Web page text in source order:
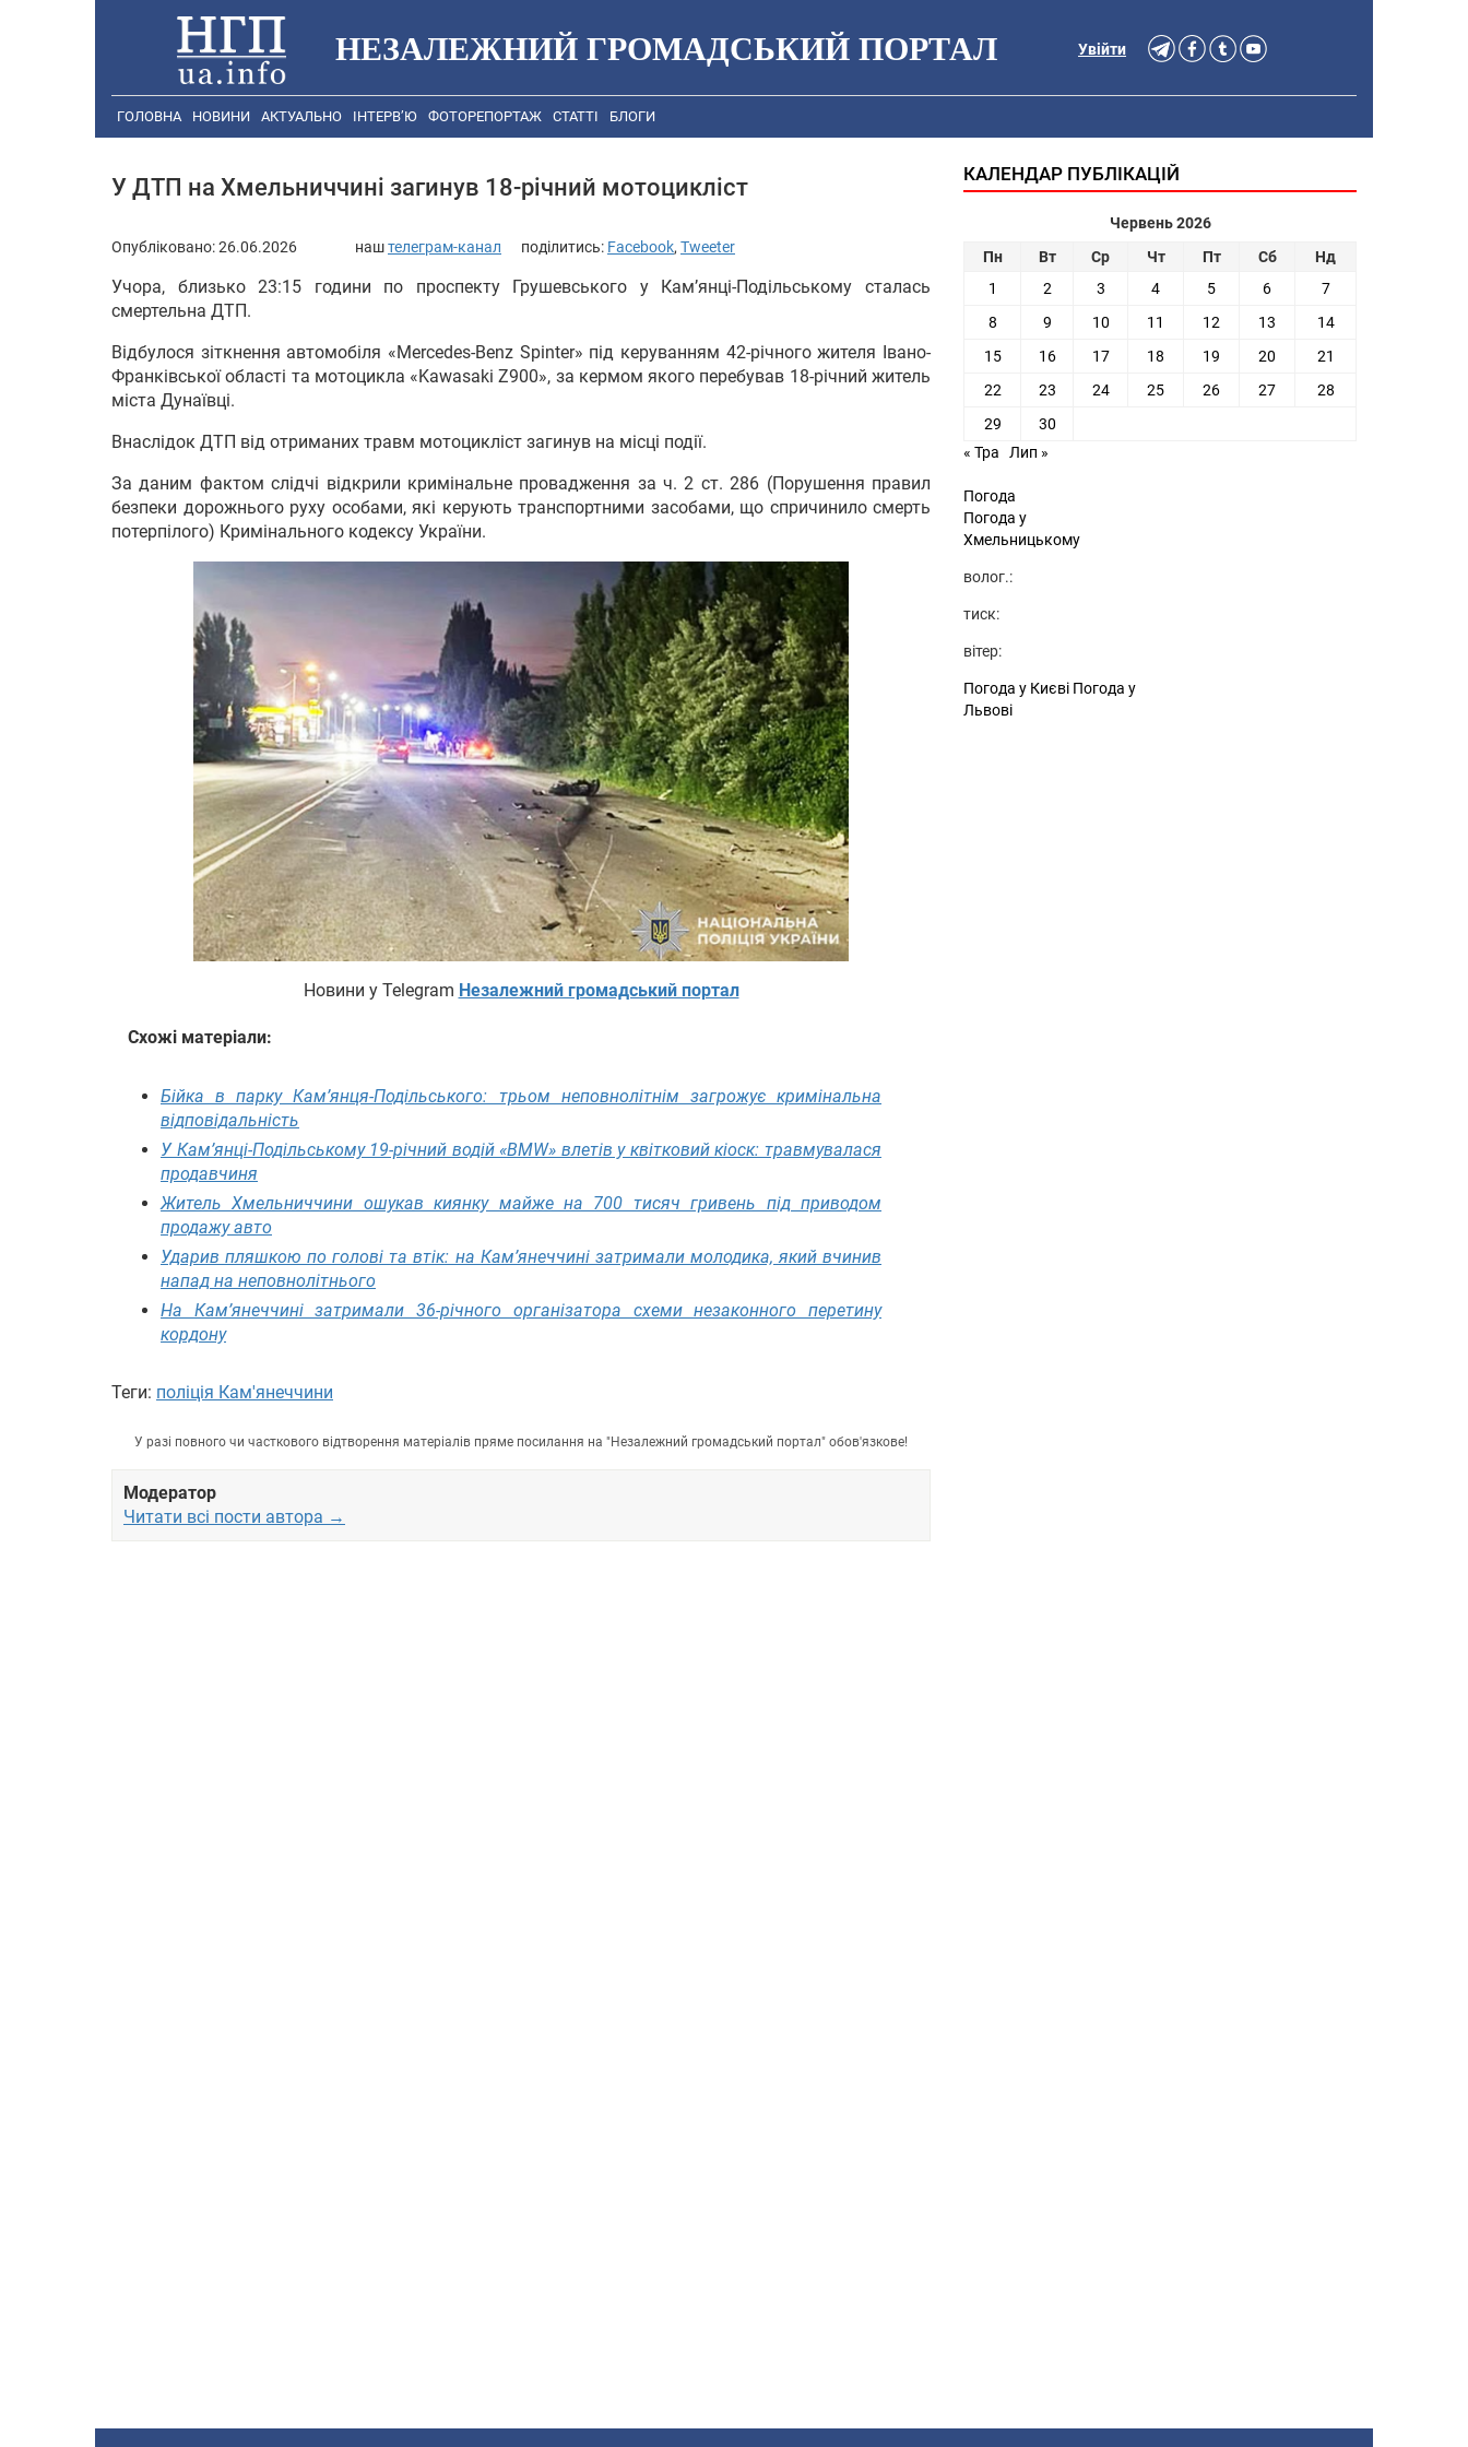
НЕЗАЛЕЖНИЙ ГРОМАДСЬКИЙ ПОРТАЛ Увійти
ГОЛОВНА НОВИНИ АКТУАЛЬНО ІНТЕРВ’Ю ФОТОРЕПОРТАЖ СТАТТІ БЛОГИ
У ДТП на Хмельниччині загинув 18-річний мотоцикліст
Опубліковано:26.06.2026 наштелеграм-канал поділитись: Facebook, Tweeter
Учора, близько 23:15 години по проспекту Грушевського у Кам’янці-Подільському сталась
смертельна ДТП.
Відбулося зіткнення автомобіля «Mercedes-Benz Spinter» під керуванням 42-річного жителя Івано-
Франківської області та мотоцикла «Kawasaki Z900», за кермом якого перебував 18-річний житель
міста Дунаївці.
Внаслідок ДТП від отриманих травм мотоцикліст загинув на місці події.
За даним фактом слідчі відкрили кримінальне провадження за ч. 2 ст. 286 (Порушення правил
безпеки дорожнього руху особами, які керують транспортними засобами, що спричинило смерть
потерпілого) Кримінального кодексу України.
Новини у Telegram Незалежний громадський портал
Схожі матеріали:
Бійка в парку Кам’янця-Подільського: трьом неповнолітнім загрожує кримінальна
відповідальність
У Кам’янці-Подільському 19-річний водій «BMW» влетів у квітковий кіоск: травмувалася
продавчиня
Житель Хмельниччини ошукав киянку майже на 700 тисяч гривень під приводом
продажу авто
Ударив пляшкою по голові та втік: на Кам’янеччині затримали молодика, який вчинив
напад на неповнолітнього
На Кам’янеччині затримали 36-річного організатора схеми незаконного перетину
кордону
Теги: поліція Кам'янеччини
У разі повного чи часткового відтворення матеріалів пряме посилання на "Незалежний громадський портал" обов'язкове!
Модератор
Читати всі пости автора →
КАЛЕНДАР ПУБЛІКАЦІЙ
Червень 2026
Пн
Вт Ср Чт Пт Сб
Нд
1
2 3 4 5 6
7
8
9 10 11 12 13
14
15
16 17 18 19 20
21
22
23 24 25 26 27
28
29
30
« Тра
Лип »
Погода
Погода у
Хмельницькому
волог.:
тиск:
вітер:
Погода у Києві Погода у
Львові